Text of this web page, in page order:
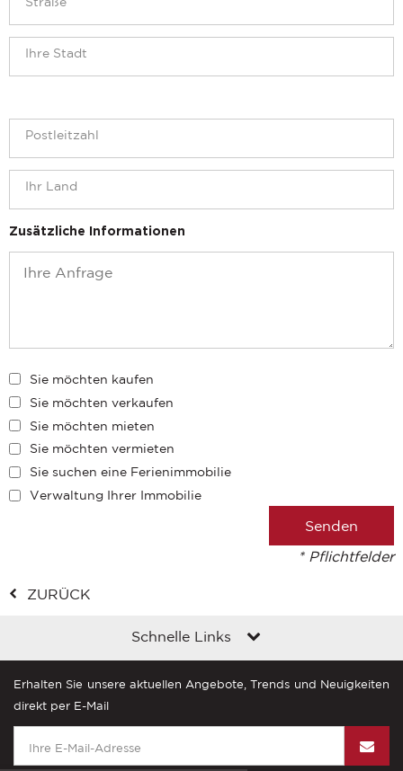
Zusätzliche Informationen
Sie möchten kaufen
Sie möchten verkaufen
Sie möchten mieten
Sie möchten vermieten
Sie suchen eine Ferienimmobilie
Verwaltung Ihrer Immobilie
* Pflichtfelder
ZURÜCK
Schnelle Links
Erhalten Sie unsere aktuellen Angebote, Trends und Neuigkeiten
direkt per E-Mail